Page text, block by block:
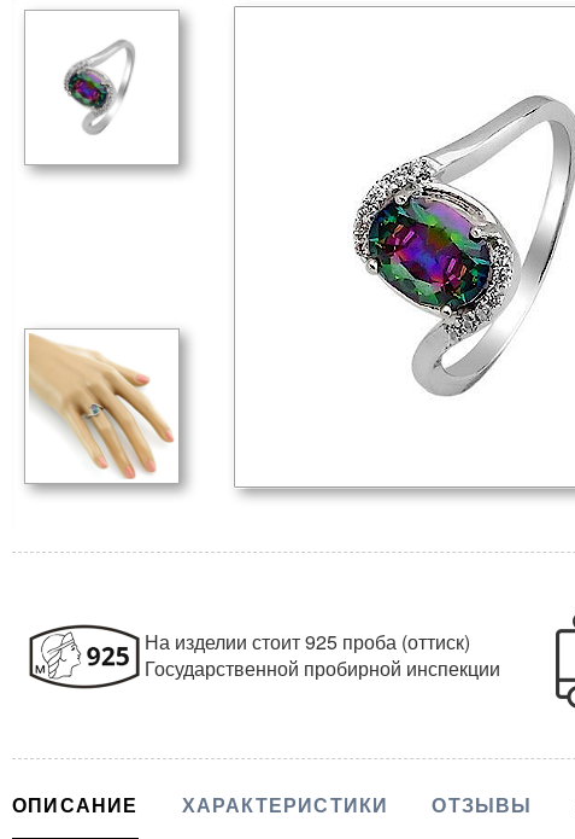
На изделии стоит 925 проба (оттиск)
Государственной пробирной инспекции
ОПИСАНИЕ ХАРАКТЕРИСТИКИ ОТЗЫВЫ